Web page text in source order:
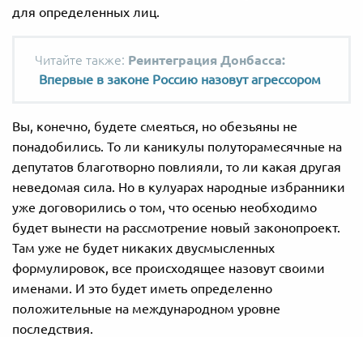
для определенных лиц.
Реинтеграция Донбасса:
Впервые в законе Россию назовут агрессором
Вы, конечно, будете смеяться, но обезьяны не
понадобились. То ли каникулы полуторамесячные на
депутатов благотворно повлияли, то ли какая другая
неведомая сила. Но в кулуарах народные избранники
уже договорились о том, что осенью необходимо
будет вынести на рассмотрение новый законопроект.
Там уже не будет никаких двусмысленных
формулировок, все происходящее назовут своими
именами. И это будет иметь определенно
положительные на международном уровне
последствия.